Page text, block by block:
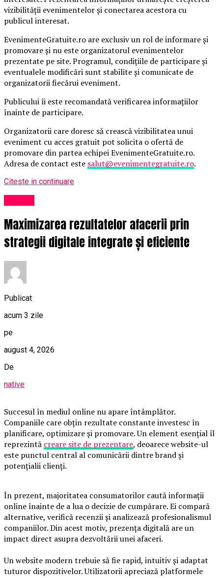
vizibilității evenimentelor și conectarea acestora cu
publicul interesat.
EvenimenteGratuite.ro are exclusiv un rol de informare și
promovare și nu este organizatorul evenimentelor
prezentate pe site. Programul, condițiile de participare și
eventualele modificări sunt stabilite și comunicate de
organizatorii fiecărui eveniment.
Publicului îi este recomandată verificarea informațiilor
înainte de participare.
Organizatorii care doresc să crească vizibilitatea unui
eveniment cu acces gratuit pot solicita o ofertă de
promovare din partea echipei EvenimenteGratuite.ro.
Adresa de contact este salut@evenimentegratuite.ro.
Citeste in continuare
Maximizarea rezultatelor afacerii prin
strategii digitale integrate și eficiente
Publicat
acum 3 zile
pe
august 4, 2026
De
native
Succesul în mediul online nu apare întâmplător.
Companiile care obțin rezultate constante investesc în
planificare, optimizare și promovare. Un element esențial îl
reprezintă creare site de prezentare, deoarece website-ul
este punctul central al comunicării dintre brand și
potențialii clienți.
În prezent, majoritatea consumatorilor caută informații
online înainte de a lua o decizie de cumpărare. Ei compară
alternative, verifică recenzii și analizează profesionalismul
companiilor. Din acest motiv, prezența digitală are un
impact direct asupra dezvoltării unei afaceri.
Un website modern trebuie să fie rapid, intuitiv și adaptat
tuturor dispozitivelor. Utilizatorii apreciază platformele